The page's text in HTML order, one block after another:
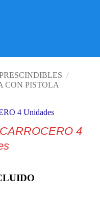
/
CON PISTOLA
4
cantidad